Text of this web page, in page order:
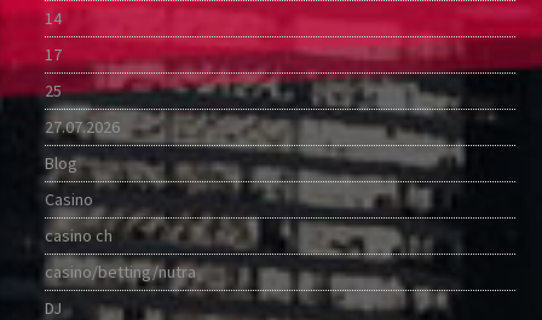
14
17
25
27.07.2026
Blog
Casino
casino ch
casino/betting/nutra
DJ